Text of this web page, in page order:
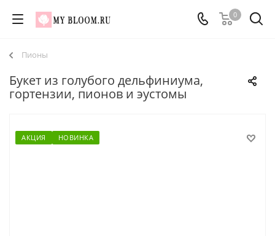
0
Пионы
Букет из голубого дельфиниума,
гортензии, пионов и эустомы
АКЦИЯ НОВИНКА